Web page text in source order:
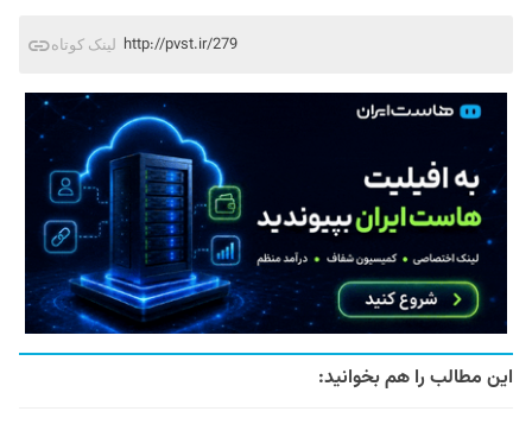
لینک کوتاه http://pvst.ir/279
این مطالب را هم بخوانید: